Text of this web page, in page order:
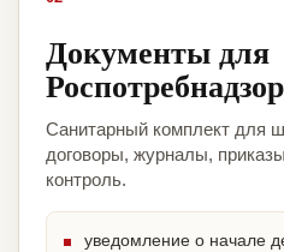
Документы для
Санитарный комплект для
договоры, журналы,
контроль.
уведомление о начале